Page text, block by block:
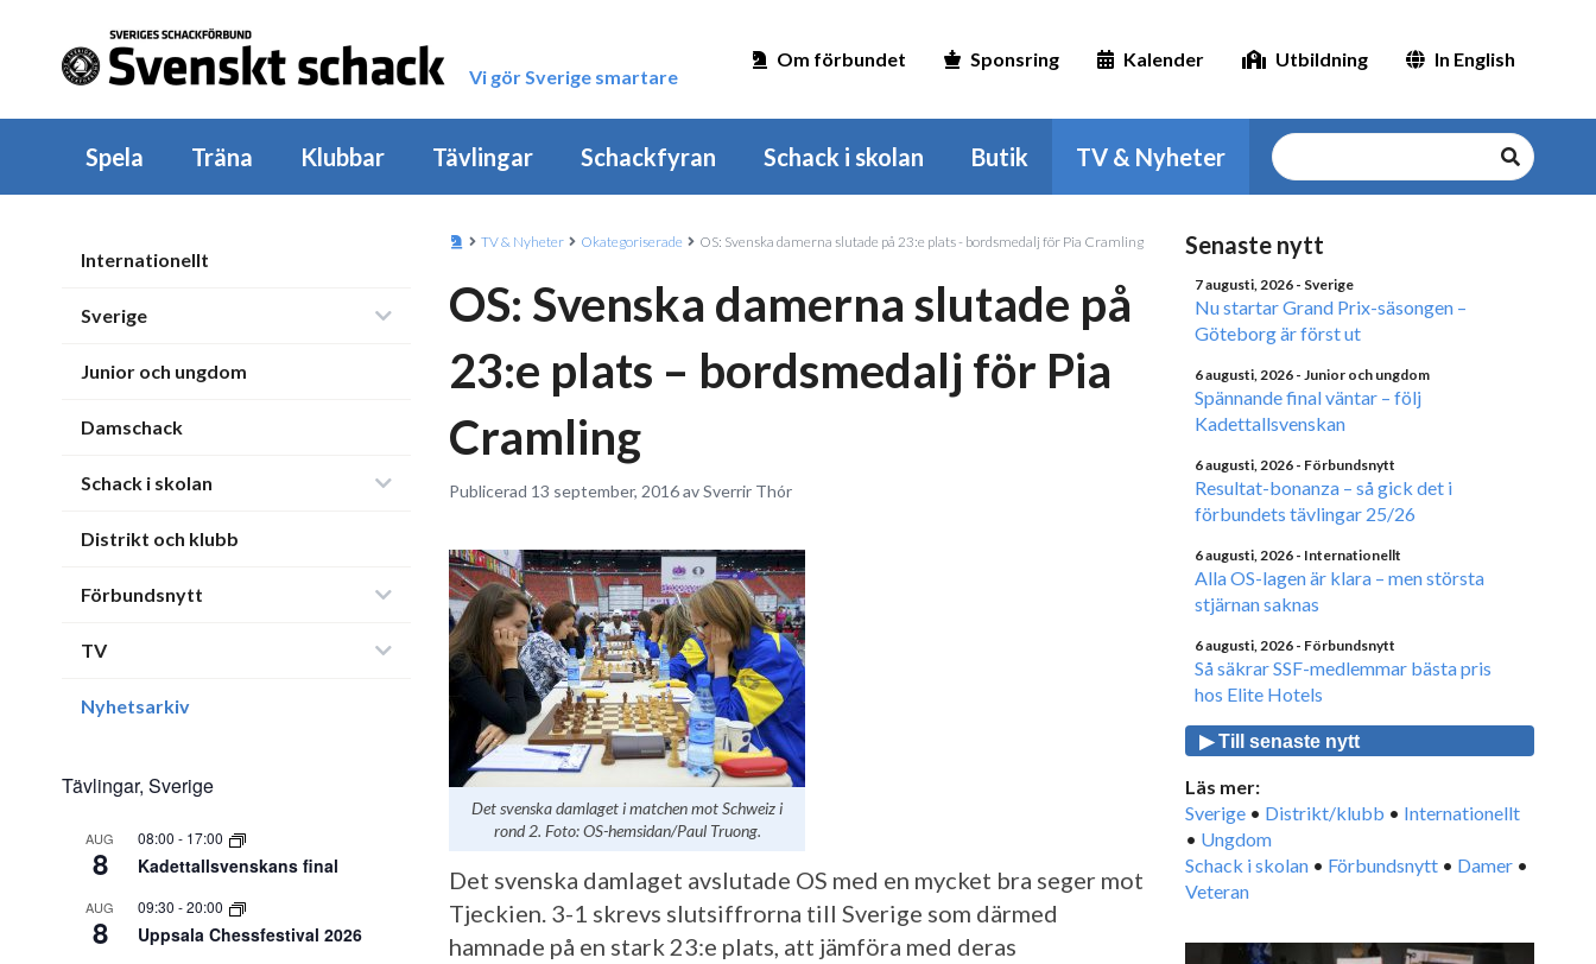
Vi gör Sverige smartare
Om förbundet Sponsring Kalender Utbildning In English
Spela Träna Klubbar Tävlingar Schackfyran Schack i skolan Butik TV & Nyheter
Internationellt
Sverige
Junior och ungdom
Damschack
Schack i skolan
Distrikt och klubb
Förbundsnytt
TV
Nyhetsarkiv
Tävlingar, Sverige
AUG
8
08:00 - 17:00
Kadettallsvenskans final
AUG
8
09:30 -20:00
Uppsala Chessfestival 2026
TV & Nyheter Okategoriserade OS: Svenska damerna slutade på 23:e plats - bordsmedalj för Pia Cramling
OS: Svenska damerna slutade på
23:e plats – bordsmedalj för Pia
Cramling
Publicerad 13 september, 2016 av Sverrir Thór
Det svenska damlaget i matchen mot Schweiz i
rond 2. Foto: OS-hemsidan/Paul Truong.
Det svenska damlaget avslutade OS med en mycket bra seger mot
Tjeckien. 3-1 skrevs slutsiffrorna till Sverige som därmed
hamnade på en stark 23:e plats, att jämföra med deras
Senaste nytt
7 augusti, 2026 - Sverige
Nu startar Grand Prix-säsongen –
Göteborg är först ut
6 augusti, 2026 - Junior och ungdom
Spännande final väntar – följ
Kadettallsvenskan
6 augusti, 2026 - Förbundsnytt
Resultat-bonanza – så gick det i
förbundets tävlingar 25/26
6 augusti, 2026 - Internationellt
Alla OS-lagen är klara – men största
stjärnan saknas
6 augusti, 2026 - Förbundsnytt
Så säkrar SSF-medlemmar bästa pris
hos Elite Hotels
▶ Till senaste nytt
Läs mer:
Sverige • Distrikt/klubb • Internationellt
• Ungdom
Schack i skolan • Förbundsnytt • Damer •
Veteran